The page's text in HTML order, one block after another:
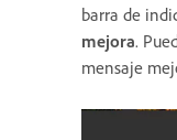
barra de
mejora.
mensaje